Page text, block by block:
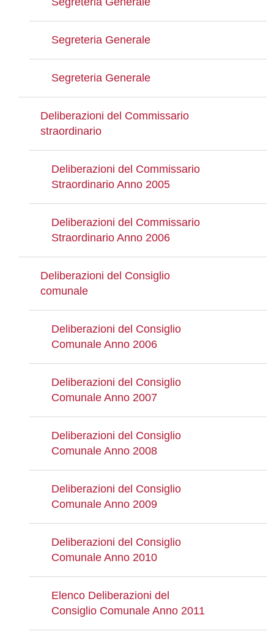
Segreteria Generale
Segreteria Generale
Deliberazioni del Commissario
straordinario
Deliberazioni del Commissario
Straordinario Anno 2005
Deliberazioni del Commissario
Straordinario Anno 2006
Deliberazioni del Consiglio
comunale
Deliberazioni del Consiglio
Comunale Anno 2006
Deliberazioni del Consiglio
Comunale Anno 2007
Deliberazioni del Consiglio
Comunale Anno 2008
Deliberazioni del Consiglio
Comunale Anno 2009
Deliberazioni del Consiglio
Comunale Anno 2010
Elenco Deliberazioni del
Consiglio Comunale Anno 2011